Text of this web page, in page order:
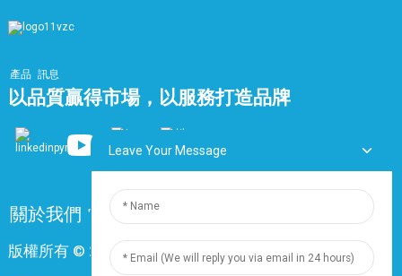
產品 訊息
以品質贏得市場，以服務打造品牌
關於我們 常問問題
版權所有 © 2024 上海鼎尊電氣電纜股份有限公司。保留
Leave Your Message